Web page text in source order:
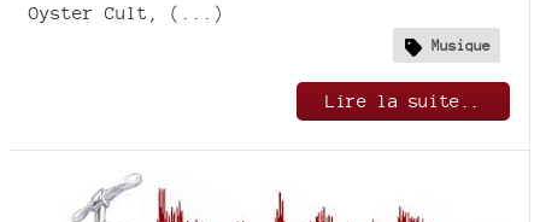
Oyster Cult, (...)
Musique
Lire la suite..